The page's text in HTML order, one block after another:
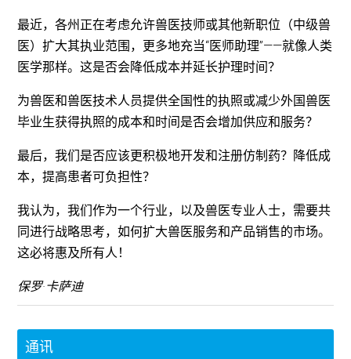
最近，各州正在考虑允许兽医技师或其他新职位（中级兽
医）扩大其执业范围，更多地充当“医师助理”——就像人类
医学那样。这是否会降低成本并延长护理时间？
为兽医和兽医技术人员提供全国性的执照或减少外国兽医
毕业生获得执照的成本和时间是否会增加供应和服务？
最后，我们是否应该更积极地开发和注册仿制药？降低成
本，提高患者可负担性？
我认为，我们作为一个行业，以及兽医专业人士，需要共
同进行战略思考，如何扩大兽医服务和产品销售的市场。
这必将惠及所有人！
保罗·卡萨迪
通讯